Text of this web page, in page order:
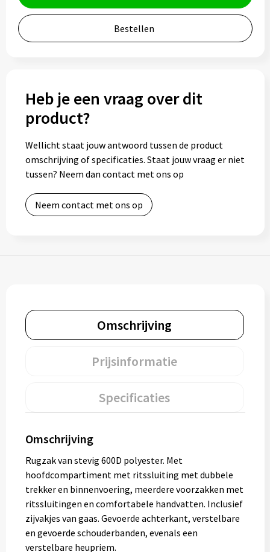
Bidons
Thermosflessen
Thermosbekers
Mokken & kopjes
Glazen
Paraplu's
Divers
Technologie
Vrije tijd
Bestellen
Heb je een vraag over dit
product?
Wellicht staat jouw antwoord tussen de product
omschrijving of specificaties. Staat jouw vraag er niet
tussen? Neem dan contact met ons op
Neem contact met ons op
Omschrijving
Prijsinformatie
Specificaties
Omschrijving
Rugzak van stevig 600D polyester. Met
hoofdcompartiment met ritssluiting met dubbele
trekker en binnenvoering, meerdere voorzakken met
ritssluitingen en comfortabele handvatten. Inclusief
zijvakjes van gaas. Gevoerde achterkant, verstelbare
en gevoerde schouderbanden, evenals een
verstelbare heupriem.